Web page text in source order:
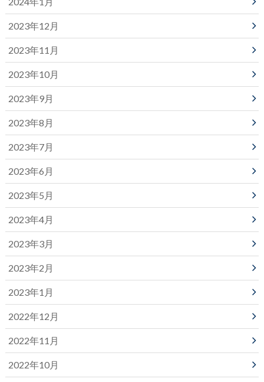
2023年12月
2023年11月
2023年10月
2023年9月
2023年8月
2023年7月
2023年6月
2023年5月
2023年4月
2023年3月
2023年2月
2023年1月
2022年12月
2022年11月
2022年10月